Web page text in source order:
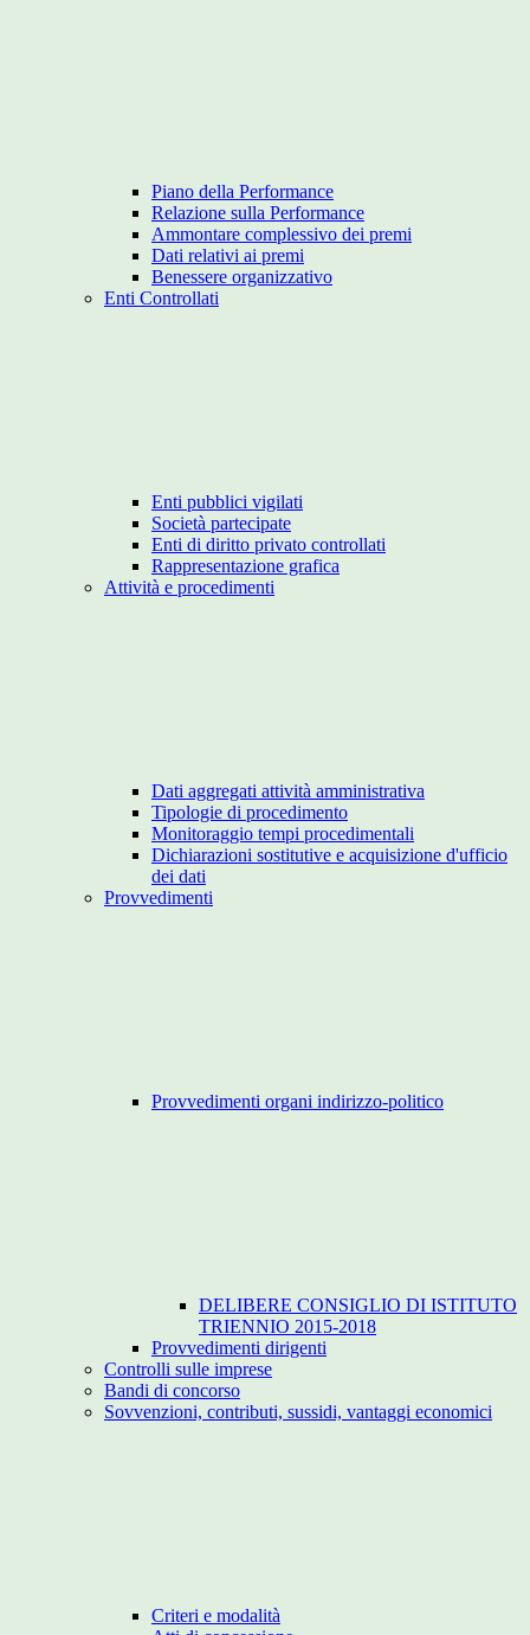
Piano della Performance
Relazione sulla Performance
Ammontare complessivo dei premi
Dati relativi ai premi
Benessere organizzativo
Enti Controllati
Enti pubblici vigilati
Società partecipate
Enti di diritto privato controllati
Rappresentazione grafica
Attività e procedimenti
Dati aggregati attività amministrativa
Tipologie di procedimento
Monitoraggio tempi procedimentali
Dichiarazioni sostitutive e acquisizione d'ufficio
dei dati
Provvedimenti
Provvedimenti organi indirizzo-politico
DELIBERE CONSIGLIO DI ISTITUTO
TRIENNIO 2015-2018
Provvedimenti dirigenti
Controlli sulle imprese
Bandi di concorso
Sovvenzioni, contributi, sussidi, vantaggi economici
Criteri e modalità